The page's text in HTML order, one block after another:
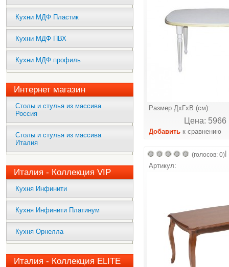
Кухни МДФ Пластик
Кухни МДФ ПВХ
Кухни МДФ профиль
Интернет магазин
Столы и стулья из массива
Россия
Столы и стулья из массива
Италия
Италия - Коллекция VIP
Кухня Инфинити
Кухня Инфинити Платинум
Кухня Орнелла
Италия - Коллекция ELITE
Размер ДхГхВ (см):
Цена: 5966
Добавить к сравнению
(голосов: 0)
Артикул: